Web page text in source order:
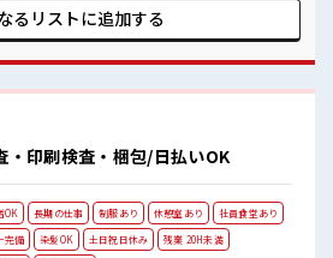
にチャレンジするのは不安だけど、 しっかり
ています！ イチからスキルUP・ステップUP
の雰囲気 キバツ過ぎなけれ
自由！ あなたの個性を大事にできます♪ ≪20
るリストに追加する
・印刷検査・梱包/日払いOK
OK 長期の仕事 制服あり 休憩室あり
社員食堂あり
完備
染髪OK 土日祝日休み
残業 20H未満